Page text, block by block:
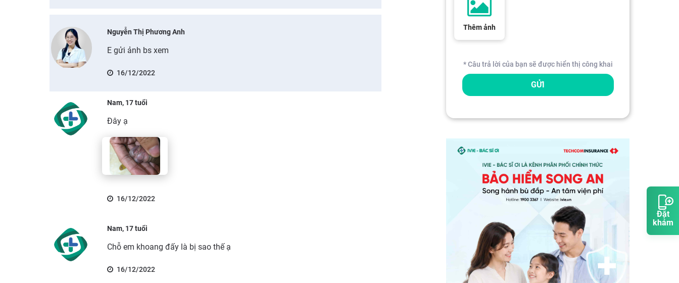
Đặt
khám
Nguyễn Thị Phương Anh
E gửi ảnh bs xem
16/12/2022
Nam, 17 tuổi
Đây ạ
16/12/2022
Nam, 17 tuổi
Chỗ em khoang đấy là bị sao thế ạ
16/12/2022
Thêm ảnh
* Câu trả lời của bạn sẽ được hiển thị công khai
GỬI